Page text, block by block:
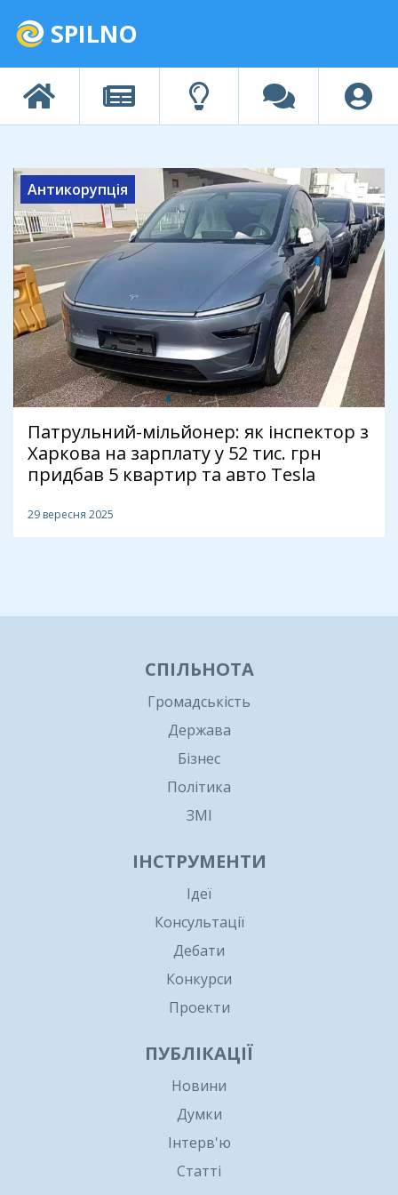
SPILNO
Антикорупція
Патрульний-мільйонер: як інспектор з
Харкова на зарплату у 52 тис. грн
придбав 5 квартир та авто Tesla
29 вересня 2025
СПІЛЬНОТА
Громадськість
Держава
Бізнес
Політика
ЗМІ
ІНСТРУМЕНТИ
Ідеї
Консультації
Дебати
Конкурси
Проекти
ПУБЛІКАЦІЇ
Новини
Думки
Інтерв'ю
Статті